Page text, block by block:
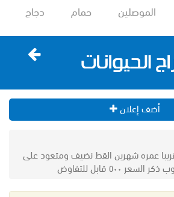
الموصلين حمام دجاج
أضف إعلان
عمره شهرين القط نضيف ومتعود على
٥٠٠ قابل للتفاوض